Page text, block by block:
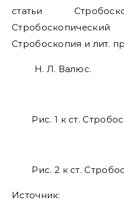
статьи
Стробоскопия и лит.
Н. Л. Валюс.
Рис. 1 к ст.
Рис. 2 к ст.
Источник: